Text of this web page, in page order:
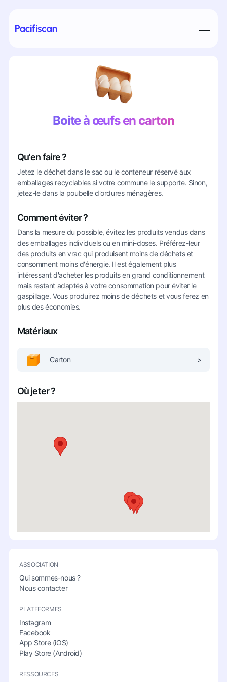
Boite à œufs en carton
Qu'en faire ?
Jetez le déchet dans le sac ou le conteneur réservé aux
emballages recyclables si votre commune le supporte. Sinon,
jetez-le dans la poubelle d'ordures ménagères.
Comment éviter ?
Dans la mesure du possible, évitez les produits vendus dans
des emballages individuels ou en mini-doses. Préférez-leur
des produits en vrac qui produisent moins de déchets et
consomment moins d'énergie. Il est également plus
intéressant d'acheter les produits en grand conditionnement
mais restant adaptés à votre consommation pour éviter le
gaspillage. Vous produirez moins de déchets et vous ferez en
plus des économies.
Matériaux
Carton >
Où jeter ?
ASSOCIATION
Qui sommes-nous ?
Nous contacter
PLATEFORMES
Instagram
Facebook
App Store (iOS)
Play Store (Android)
RESSOURCES